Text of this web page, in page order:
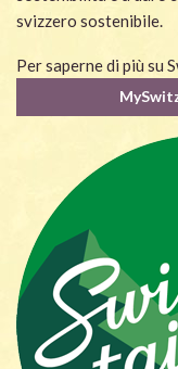
svizzero sostenibile.
Per saperne di più su